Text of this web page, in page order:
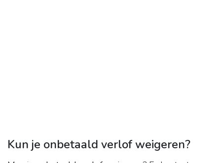
Kun je onbetaald verlof weigeren?